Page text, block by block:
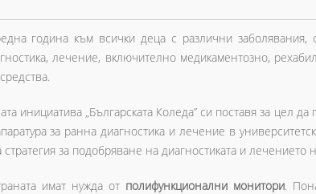
година към всички деца с различни
лечение, включително медикаментозно,
инициатива „Българската Коледа” си поставя за цел
за ранна диагностика и лечение в
за подобряване на диагностиката и лечението
имат нужда от полифункционални монитори.